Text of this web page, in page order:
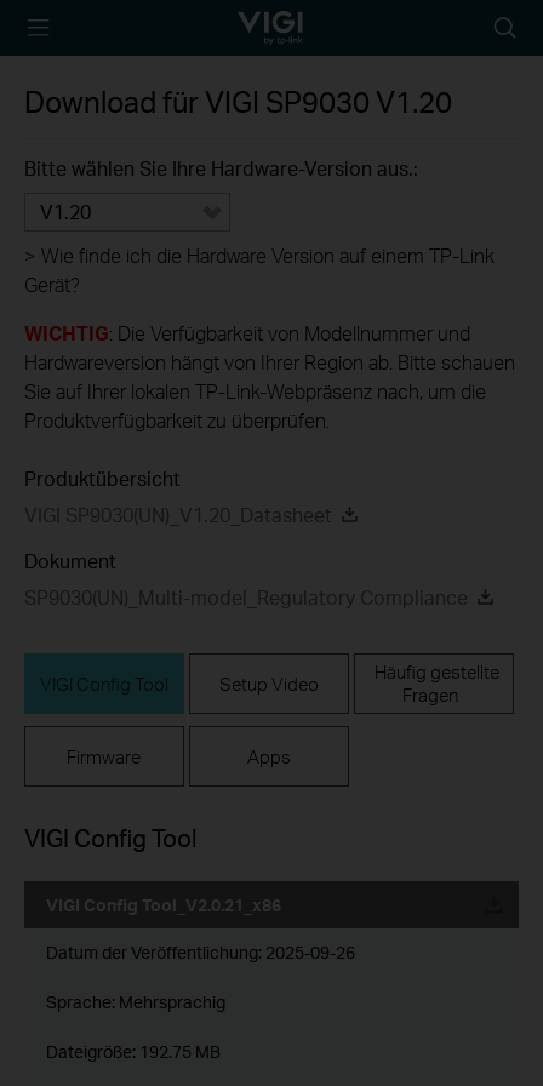
TP-Link, Reliably
Download für VIGI SP9030 V1.20
Bitte wählen Sie Ihre Hardware-Version aus.:
V1.20
> Wie finde ich die Hardware Version auf einem TP-Link
Gerät?
WICHTIG: Die Verfügbarkeit von Modellnummer und
Hardwareversion hängt von Ihrer Region ab. Bitte schauen
Sie auf Ihrer lokalen TP-Link-Webpräsenz nach, um die
Produktverfügbarkeit zu überprüfen.
Produktübersicht
VIGI SP9030(UN)_V1.20_Datasheet
Dokument
SP9030(UN)_Multi-model_Regulatory Compliance
VIGI Config Tool Setup Video
Häufig gestellte
Fragen
Firmware Apps
VIGI Config Tool
VIGI Config Tool_V2.0.21_x86
Datum der Veröffentlichung: 2025-09-26
Sprache: Mehrsprachig
Dateigröße: 192.75 MB